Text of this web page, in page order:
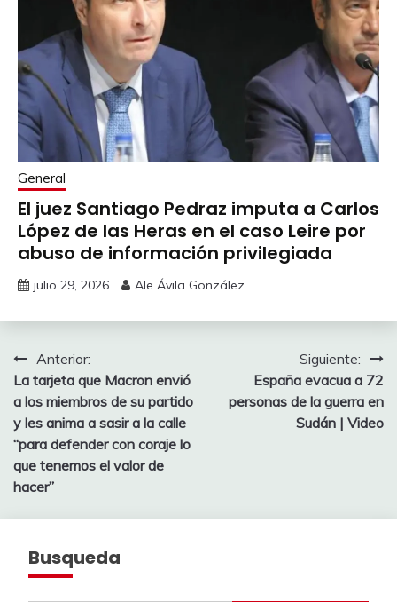
General
El juez Santiago Pedraz imputa a Carlos
López de las Heras en el caso Leire por
abuso de información privilegiada
julio 29, 2026 Ale Ávila González
Navegación
de
entradas
Anterior:
La tarjeta que Macron envió
a los miembros de su partido
y les anima a sasir a la calle
“para defender con coraje lo
que tenemos el valor de
hacer”
Siguiente:
España evacua a 72
personas de la guerra en
Sudán | Video
Busqueda